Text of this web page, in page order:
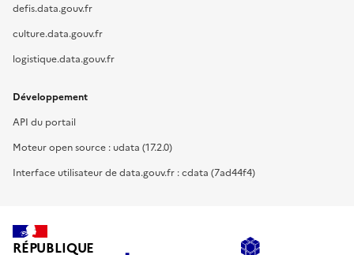
defis.data.gouv.fr
culture.data.gouv.fr
logistique.data.gouv.fr
Développement
API du portail
Moteur open source : udata (17.2.0)
Interface utilisateur de data.gouv.fr : cdata (7ad44f4)
RÉPUBLIQUE